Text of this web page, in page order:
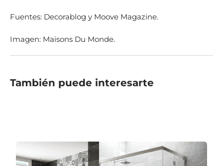
Fuentes: Decorablog y Moove Magazine.
Imagen: Maisons Du Monde.
También puede interesarte